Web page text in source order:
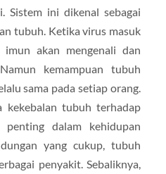
Sistem ini dikenal sebagai
tubuh. Ketika virus masuk
akan mengenali dan
kemampuan tubuh
sama pada setiap orang.
kekebalan tubuh terhadap
dalam kehidupan
yang cukup, tubuh
penyakit. Sebaliknya,